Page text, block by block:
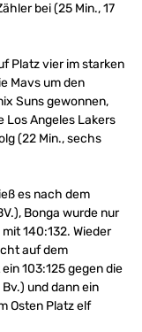
bei (25 Min., 17
Platz vier im starken
Mavs um den
Suns gewonnen,
Los Angeles Lakers
(22 Min., sechs
es nach dem
Bonga wurde nur
140:132. Wieder
auf dem
103:125 gegen die
und dann ein
Osten Platz elf